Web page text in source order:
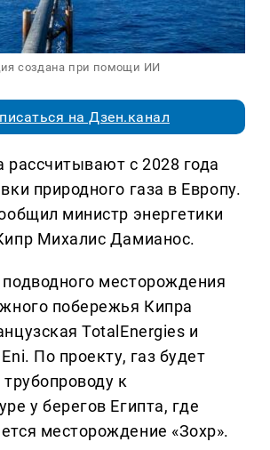
создана при помощи ИИ
на Дзен.канал
рассчитывают с 2028 года
природного газа в Европу.
министр энергетики
Михалис Дамианос.
месторождения
побережья Кипра
TotalEnergies и
По проекту, газ будет
трубопроводу к
у берегов Египта, где
месторождение «Зохр».